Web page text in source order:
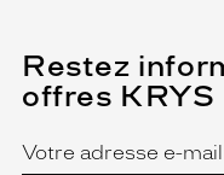
Restez
offres KRYS
Name
Votre adresse e-mail
(Ce
champ
est